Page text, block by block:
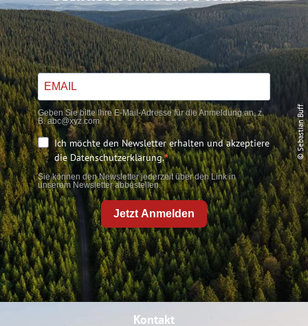
© Sebastian Buff
Geben Sie bitte Ihre E-Mail-Adresse für die Anmeldung an, z.
B. abc@xyz.com.
Ich möchte den Newsletter erhalten und akzeptiere
die Datenschutzerklärung.
Sie können den Newsletter jederzeit über den Link in
unserem Newsletter abbestellen.
Jetzt Anmelden
Kontakt